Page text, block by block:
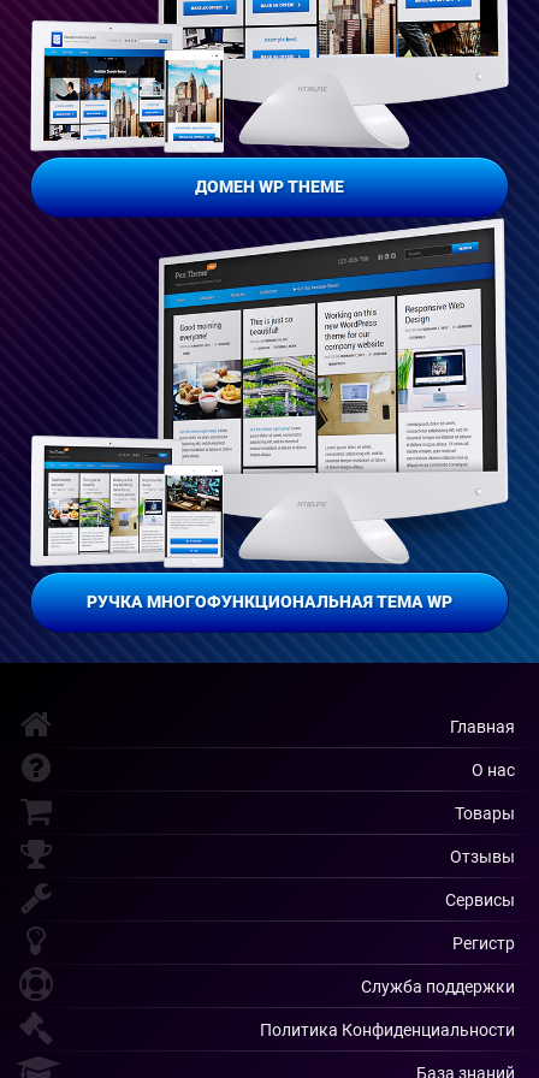
ДОМЕН WP THEME
РУЧКА МНОГОФУНКЦИОНАЛЬНАЯ ТЕМА WP
Главная
О нас
Товары
Отзывы
Сервисы
Регистр
Служба поддержки
Политика Конфиденциальности
База знаний